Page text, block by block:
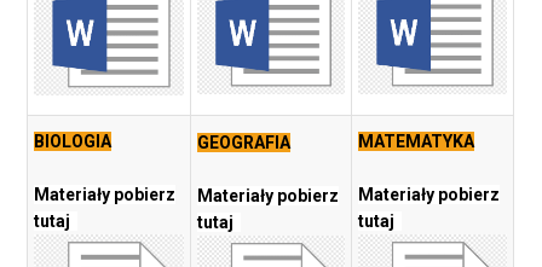
BIOLOGIA
Materiały pobierz
tutaj
GEOGRAFIA
Materiały pobierz
tutaj
MATEMATYKA
Materiały pobierz
tutaj